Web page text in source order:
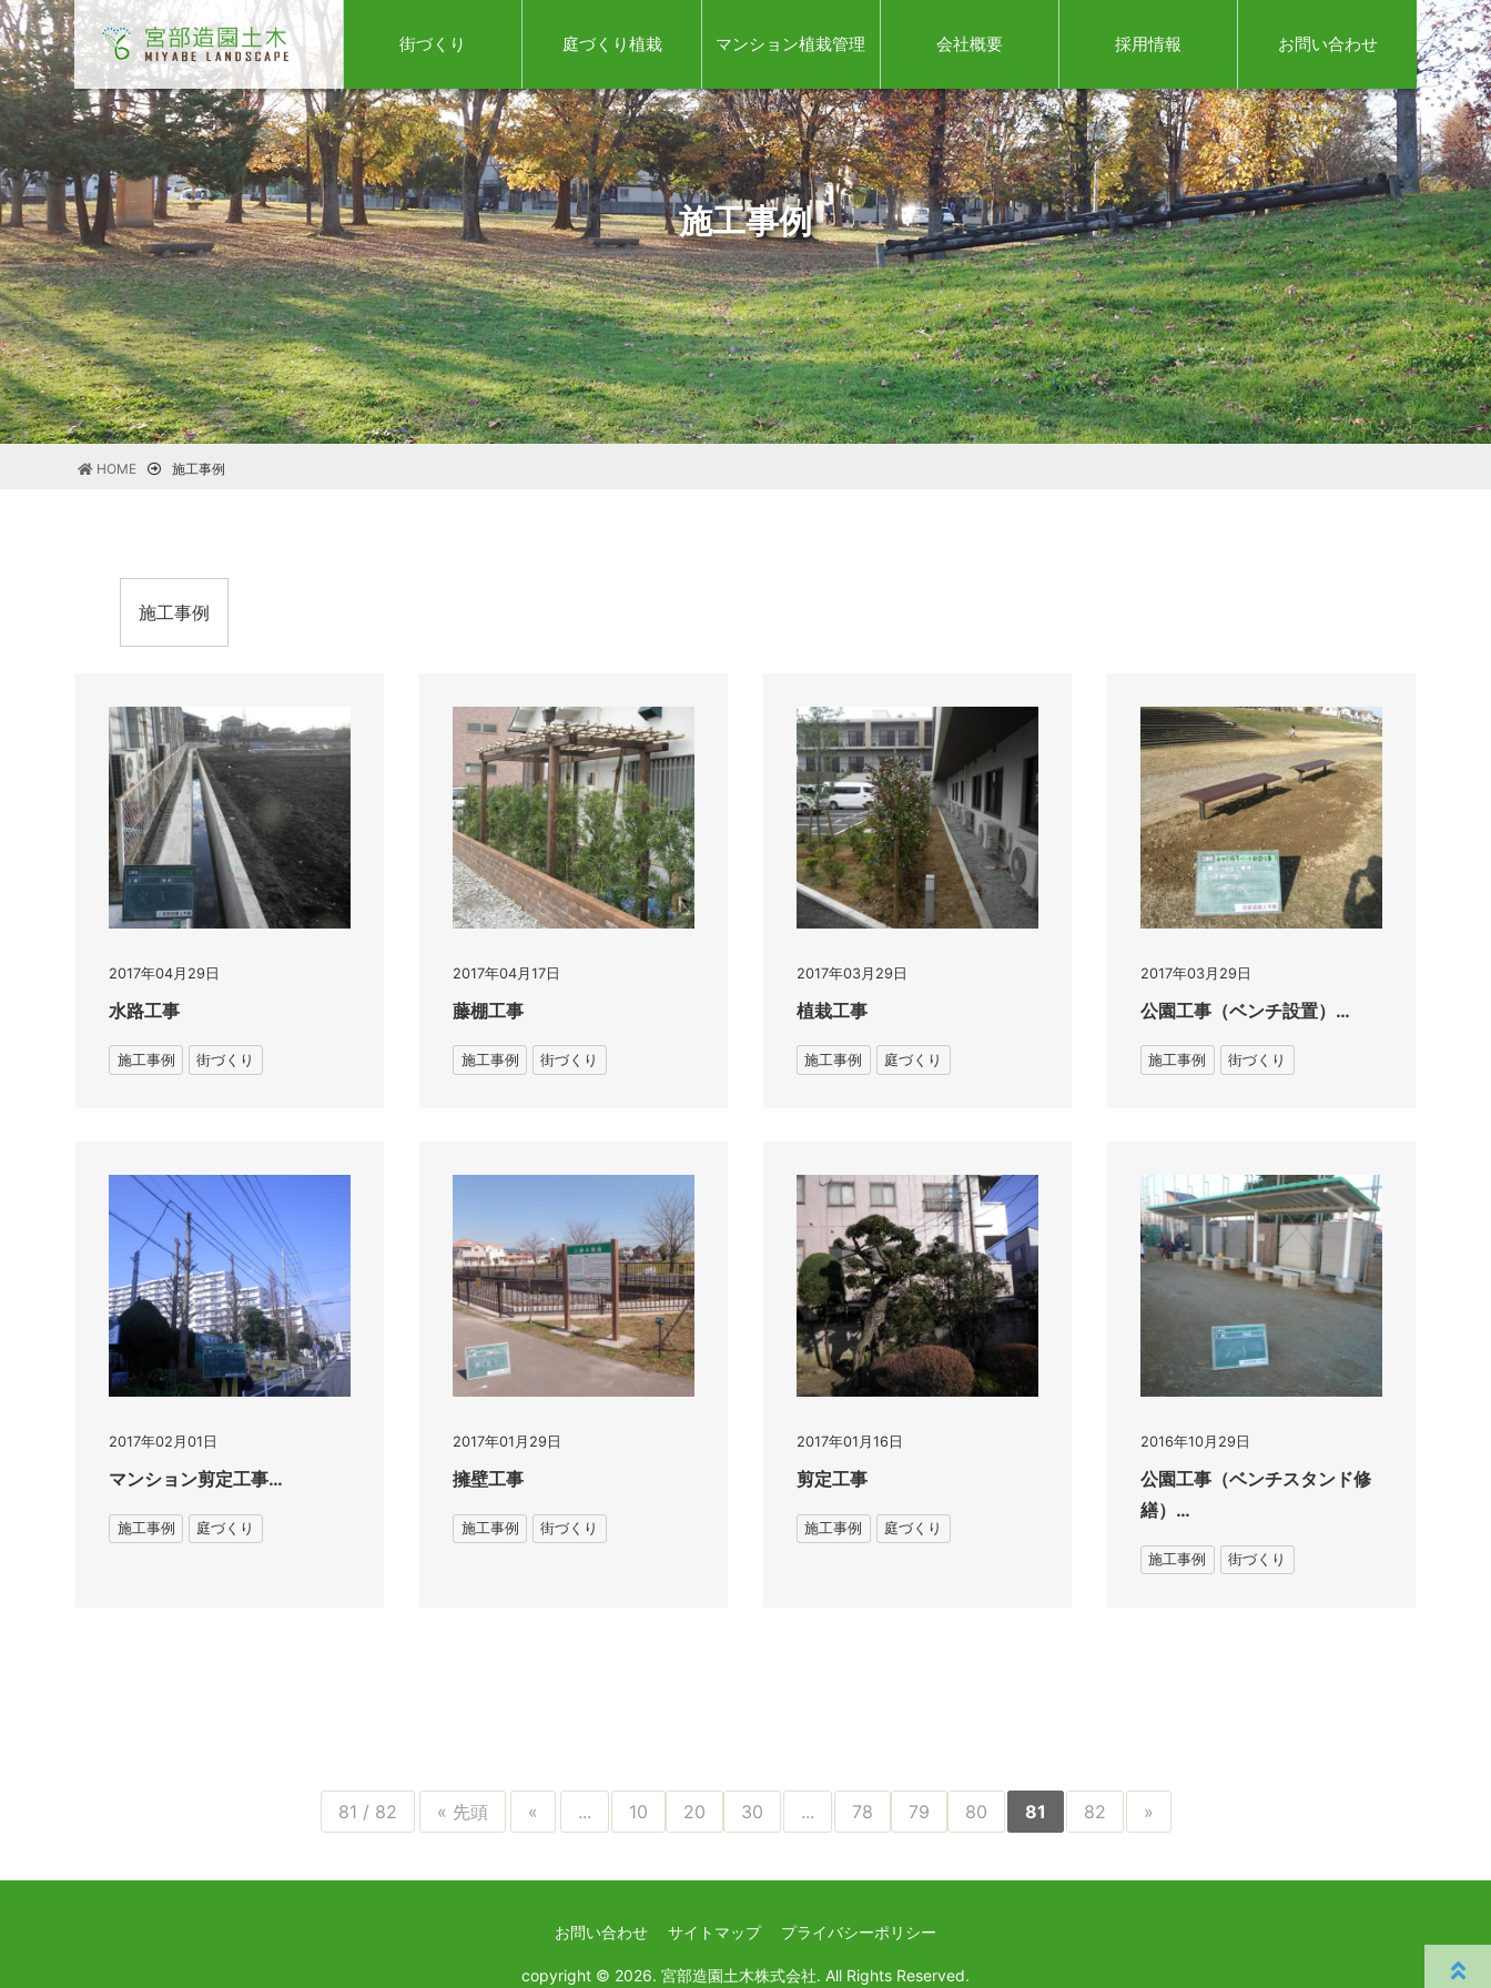
街づくり 庭づくり植栽 マンション植栽管理 会社概要 採用情報 お問い合わせ
施工事例
HOME 施工事例
施工事例
2017年04月29日
水路工事
施工事例 街づくり
2017年04月17日
藤棚工事
施工事例 街づくり
2017年03月29日
植栽工事
施工事例 庭づくり
2017年03月29日
公園工事（ベンチ設置）…
施工事例 街づくり
2017年02月01日
マンション剪定工事…
施工事例 庭づくり
2017年01月29日
擁壁工事
施工事例 街づくり
2017年01月16日
剪定工事
施工事例 庭づくり
2016年10月29日
公園工事（ベンチスタンド修
繕）…
施工事例 街づくり
81 / 82 « 先頭 « ... 10 20 30 ... 78 79 80 81 82 »
お問い合わせ サイトマップ プライバシーポリシー
copyright © 2026. 宮部造園土木株式会社. All Rights Reserved.